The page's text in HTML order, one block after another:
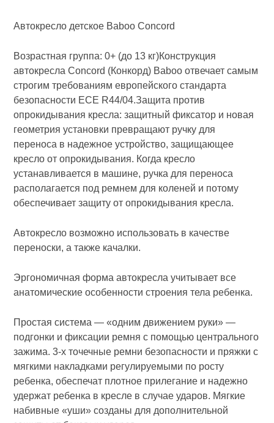
Автокресло детское Baboo Concord
Возрастная группа: 0+ (до 13 кг)Конструкция
автокресла Concord (Конкорд) Baboo отвечает самым
строгим требованиям европейского стандарта
безопасности ECE R44/04.Защита против
опрокидывания кресла: защитный фиксатор и новая
геометрия установки превращают ручку для
переноса в надежное устройство, защищающее
кресло от опрокидывания. Когда кресло
устанавливается в машине, ручка для переноса
располагается под ремнем для коленей и потому
обеспечивает защиту от опрокидывания кресла.
Автокресло возможно использовать в качестве
переноски, а также качалки.
Эргономичная форма автокресла учитывает все
анатомические особенности строения тела ребенка.
Простая система — «одним движением руки» —
подгонки и фиксации ремня с помощью центрального
зажима. 3-х точечные ремни безопасности и пряжки с
мягкими накладками регулируемыми по росту
ребенка, обеспечат плотное прилегание и надежно
удержат ребенка в кресле в случае ударов. Мягкие
набивные «уши» созданы для дополнительной